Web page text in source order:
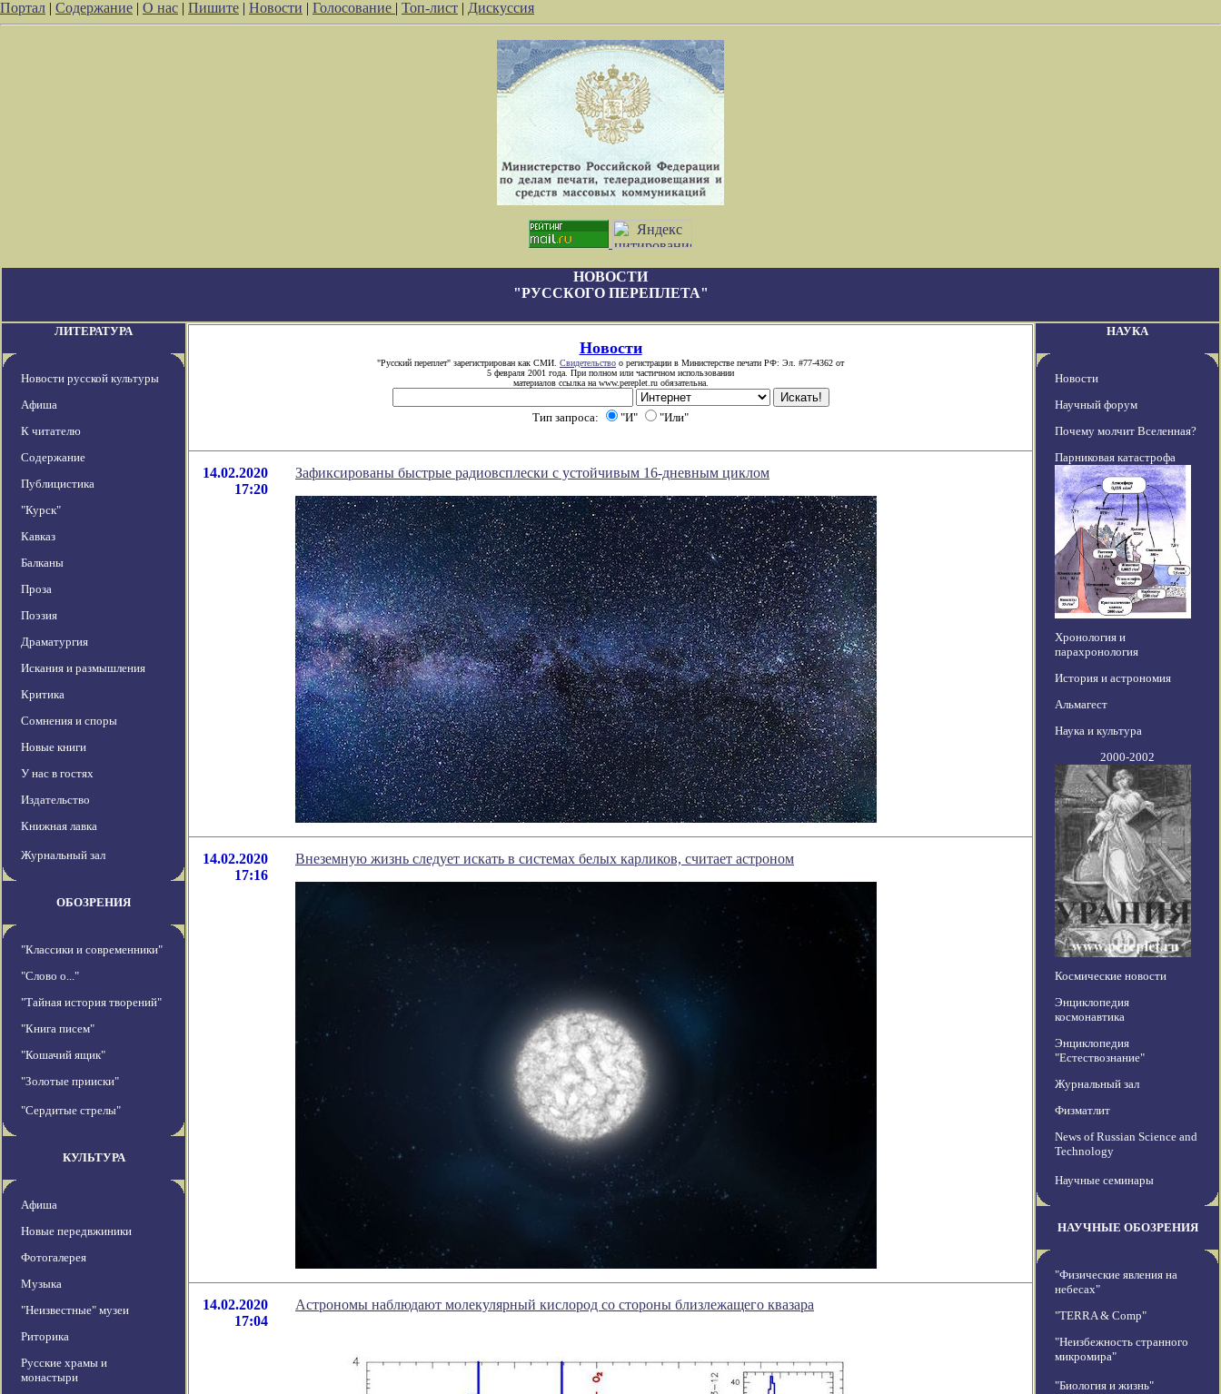
Портал | Содержание | О нас | Пишите | Новости | Голосование | Топ-лист | Дискуссия
НОВОСТИ
"РУССКОГО ПЕРЕПЛЕТА"
ЛИТЕРАТУРА
Новости русской культуры
Афиша
К читателю
Содержание
Публицистика
"Курск"
Кавказ
Балканы
Проза
Поэзия
Драматургия
Искания и размышления
Критика
Сомнения и споры
Новые книги
У нас в гостях
Издательство
Книжная лавка
Журнальный зал
ОБОЗРЕНИЯ
"Классики и современники"
"Слово о..."
"Тайная история творений"
"Книга писем"
"Кошачий ящик"
"Золотые прииски"
"Сердитые стрелы"
КУЛЬТУРА
Афиша
Новые передвжиники
Фотогалерея
Музыка
"Неизвестные" музеи
Риторика
Русские храмы и
монастыри
Новости
"Русский переплет" зарегистрирован как СМИ. Свидетельство о регистрации в Министерстве печати РФ: Эл. #77-4362 от
5 февраля 2001 года. При полном или частичном использовании
материалов ссылка на www.pereplet.ru обязательна.
Тип запроса: "И" "Или"
14.02.2020
17:20
Зафиксированы быстрые радиовсплески с устойчивым 16-дневным циклом
14.02.2020
17:16
Внеземную жизнь следует искать в системах белых карликов, считает астроном
14.02.2020
17:04
Астрономы наблюдают молекулярный кислород со стороны близлежащего квазара
НАУКА
Новости
Научный форум
Почему молчит Вселенная?
Парниковая катастрофа
Хронология и
парахронология
История и астрономия
Альмагест
Наука и культура
2000-2002
Космические новости
Энциклопедия
космонавтика
Энциклопедия
"Естествознание"
Журнальный зал
Физматлит
News of Russian Science and
Technology
Научные семинары
НАУЧНЫЕ ОБОЗРЕНИЯ
"Физические явления на
небесах"
"TERRA & Comp"
"Неизбежность странного
микромира"
"Биология и жизнь"